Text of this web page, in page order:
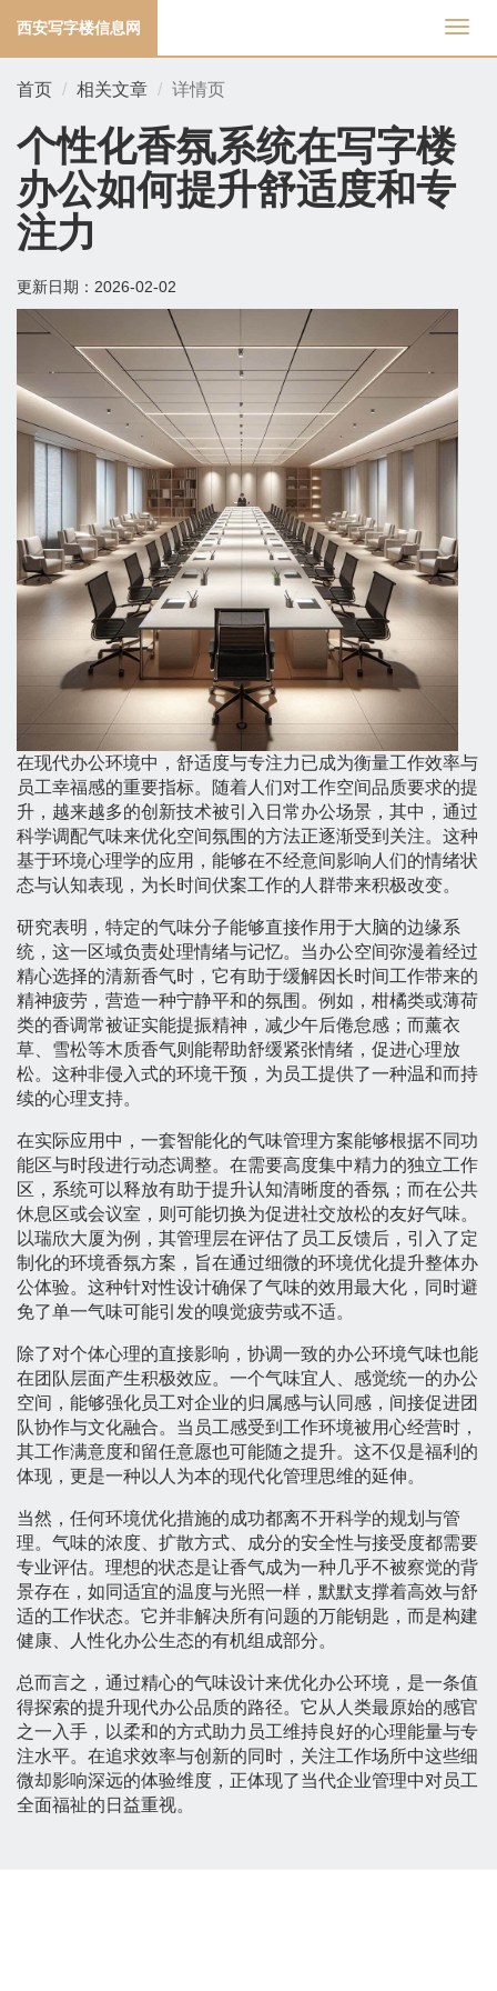
切
换
西安写字楼信息网
首页 相关文章 详情页
个性化香氛系统在写字楼
办公如何提升舒适度和专
注力
更新日期： 2026-02-02
在现代办公环境中，舒适度与专注力已成为衡量工作效率与
员工幸福感的重要指标。随着人们对工作空间品质要求的提
升，越来越多的创新技术被引入日常办公场景，其中，通过
科学调配气味来优化空间氛围的方法正逐渐受到关注。这种
基于环境心理学的应用，能够在不经意间影响人们的情绪状
态与认知表现，为长时间伏案工作的人群带来积极改变。
研究表明，特定的气味分子能够直接作用于大脑的边缘系
统，这一区域负责处理情绪与记忆。当办公空间弥漫着经过
精心选择的清新香气时，它有助于缓解因长时间工作带来的
精神疲劳，营造一种宁静平和的氛围。例如，柑橘类或薄荷
类的香调常被证实能提振精神，减少午后倦怠感；而薰衣
草、雪松等木质香气则能帮助舒缓紧张情绪，促进心理放
松。这种非侵入式的环境干预，为员工提供了一种温和而持
续的心理支持。
在实际应用中，一套智能化的气味管理方案能够根据不同功
能区与时段进行动态调整。在需要高度集中精力的独立工作
区，系统可以释放有助于提升认知清晰度的香氛；而在公共
休息区或会议室，则可能切换为促进社交放松的友好气味。
以瑞欣大厦为例，其管理层在评估了员工反馈后，引入了定
制化的环境香氛方案，旨在通过细微的环境优化提升整体办
公体验。这种针对性设计确保了气味的效用最大化，同时避
免了单一气味可能引发的嗅觉疲劳或不适。
除了对个体心理的直接影响，协调一致的办公环境气味也能
在团队层面产生积极效应。一个气味宜人、感觉统一的办公
空间，能够强化员工对企业的归属感与认同感，间接促进团
队协作与文化融合。当员工感受到工作环境被用心经营时，
其工作满意度和留任意愿也可能随之提升。这不仅是福利的
体现，更是一种以人为本的现代化管理思维的延伸。
当然，任何环境优化措施的成功都离不开科学的规划与管
理。气味的浓度、扩散方式、成分的安全性与接受度都需要
专业评估。理想的状态是让香气成为一种几乎不被察觉的背
景存在，如同适宜的温度与光照一样，默默支撑着高效与舒
适的工作状态。它并非解决所有问题的万能钥匙，而是构建
健康、人性化办公生态的有机组成部分。
总而言之，通过精心的气味设计来优化办公环境，是一条值
得探索的提升现代办公品质的路径。它从人类最原始的感官
之一入手，以柔和的方式助力员工维持良好的心理能量与专
注水平。在追求效率与创新的同时，关注工作场所中这些细
微却影响深远的体验维度，正体现了当代企业管理中对员工
全面福祉的日益重视。